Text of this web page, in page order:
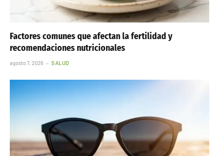
Factores comunes que afectan la fertilidad y
recomendaciones nutricionales
agosto 7, 2026 SALUD